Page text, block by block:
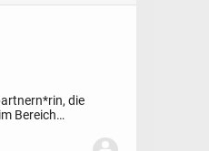
die
Bereich